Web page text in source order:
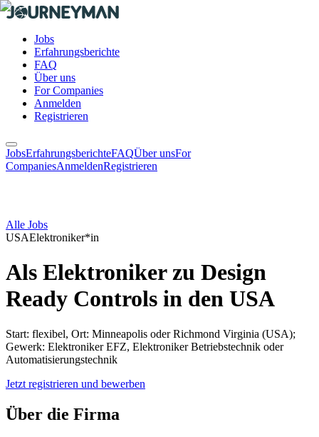
Jobs
Erfahrungsberichte
FAQ
Über uns
For Companies
Anmelden
Registrieren
JobsErfahrungsberichteFAQÜber unsFor
CompaniesAnmeldenRegistrieren
Alle Jobs
USAElektroniker*in
Als Elektroniker zu Design
Ready Controls in den USA
Start: flexibel, Ort: Minneapolis oder Richmond Virginia (USA);
Gewerk: Elektroniker EFZ, Elektroniker Betriebstechnik oder
Automatisierungstechnik
Jetzt registrieren und bewerben
Über die Firma